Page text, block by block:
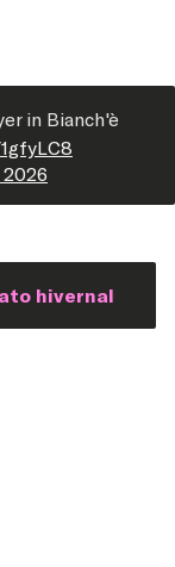
in Bianch'è
2026
hivernal